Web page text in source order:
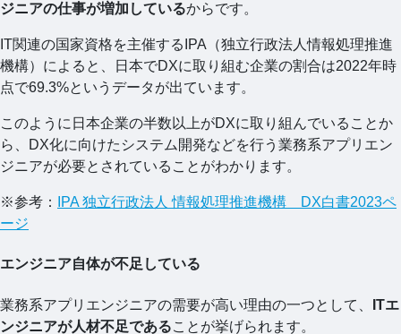
ジニアの仕事が増加しているからです。
IT関連の国家資格を主催するIPA（独立行政法人情報処理推進
機構）によると、日本でDXに取り組む企業の割合は2022年時
点で69.3%というデータが出ています。
このように日本企業の半数以上がDXに取り組んでいることか
ら、DX化に向けたシステム開発などを行う業務系アプリエン
ジニアが必要とされていることがわかります。
※参考：
IPA 独立行政法人 情報処理推進機構 DX白書2023ペ
ージ
エンジニア自体が不足している
業務系アプリエンジニアの需要が高い理由の一つとして、
ITエ
ンジニアが人材不足であることが挙げられます。